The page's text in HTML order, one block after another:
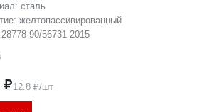
сталь
желтопассивированный
28778-90/56731-2015
₽12.8 ₽/шт